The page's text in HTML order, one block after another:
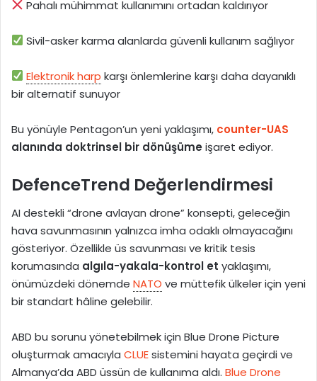
Pahalı mühimmat kullanımını ortadan kaldırıyor
Sivil-asker karma alanlarda güvenli kullanım sağlıyor
Elektronik harp karşı önlemlerine karşı daha dayanıklı
bir alternatif sunuyor
Bu yönüyle Pentagon’un yeni yaklaşımı, counter-UAS
alanında doktrinsel bir dönüşümeişaret ediyor.
DefenceTrend Değerlendirmesi
AI destekli “drone avlayan drone” konsepti, geleceğin
hava savunmasının yalnızca imha odaklı olmayacağını
gösteriyor. Özellikle üs savunması ve kritik tesis
korumasında algıla-yakala-kontrol et yaklaşımı,
önümüzdeki dönemde NATO ve müttefik ülkeler için yeni
bir standart hâline gelebilir.
ABD bu sorunu yönetebilmek için Blue Drone Picture
oluşturmak amacıyla CLUEsistemini hayata geçirdi ve
Almanya’da ABD üssün de kullanıma aldı. Blue Drone